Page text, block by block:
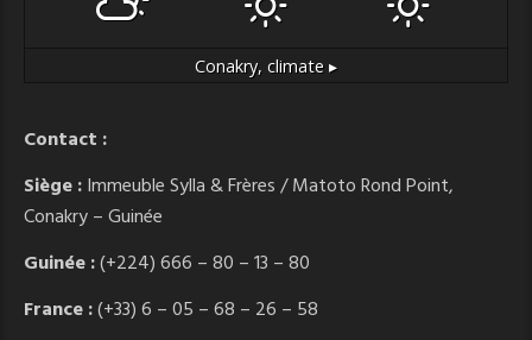
Conakry, climate ▸
Contact :
Siège :Immeuble Sylla & Frères / Matoto Rond Point,
Conakry – Guinée
Guinée :(+224) 666 – 80 – 13 – 80
France :(+33) 6 – 05 – 68 – 26 – 58